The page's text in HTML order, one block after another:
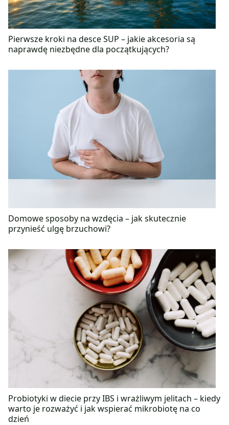
Pierwsze kroki na desce SUP – jakie akcesoria są
naprawdę niezbędne dla początkujących?
Domowe sposoby na wzdęcia – jak skutecznie
przynieść ulgę brzuchowi?
Probiotyki w diecie przy IBS i wrażliwym jelitach – kiedy
warto je rozważyć i jak wspierać mikrobiotę na co
dzień